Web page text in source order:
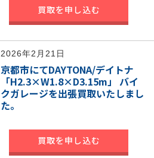
買取を申し込む
2026年2月21日
京都市にてDAYTONA/デイトナ
「H2.3×W1.8×D3.15m」 バイ
クガレージを出張買取いたしまし
た。
買取を申し込む